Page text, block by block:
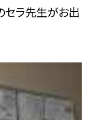
セラ先生がお出